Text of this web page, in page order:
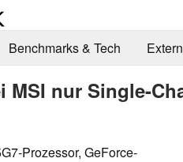
Benchmarks & Tech
MSI nur Single-
Prozessor, GeForce-